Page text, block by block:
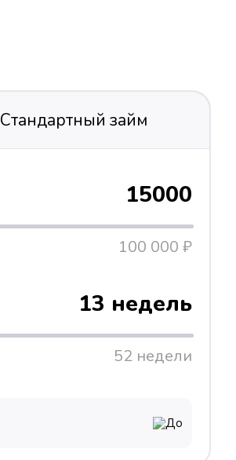
Стандартный займ
15000
100 000 ₽
13 недель
52 недели
До